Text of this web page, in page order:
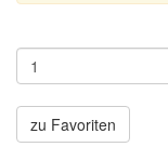
zu Favoriten